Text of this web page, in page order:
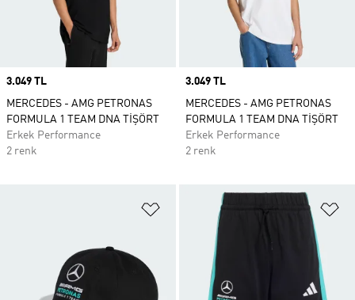
Price
3.049 TL
MERCEDES - AMG PETRONAS
FORMULA 1 TEAM DNA TİŞÖRT
Erkek Performance
2 renk
Price
3.049 TL
MERCEDES - AMG PETRONAS
FORMULA 1 TEAM DNA TİŞÖRT
Erkek Performance
2 renk
Favori Listesine Ekle